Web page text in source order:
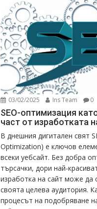
03/02/2025 Ins Team 0
SEO-оптимизация
част от изработката
В днешния дигитален свят
Optimization) е ключов
всеки уебсайт. Без добра
търсачки, дори най-
изработка на сайт може да
своята целева аудитория.
процесът на подобряване